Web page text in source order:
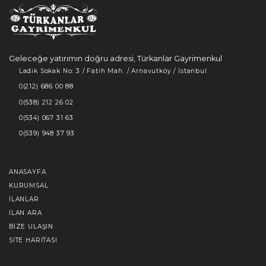
Geleceğe yatırımın doğru adresi, Türkanlar Gayrimenkul
Ladik Sokak No: 3 / Fatih Mah. / Arnavutköy / İstanbul
0(212) 686 00 88
0(538) 212 26 02
0(534) 067 31 63
0(539) 948 37 93
ANASAYFA
KURUMSAL
İLANLAR
İLAN ARA
BIZE ULAŞIN
SITE HARITASI